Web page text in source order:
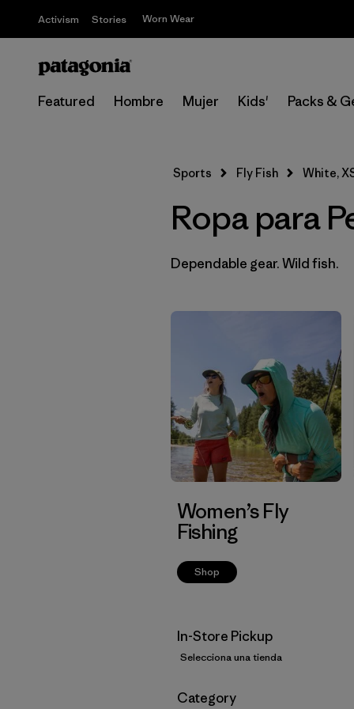
Activism Stories Worn Wear
Featured Hombre Mujer Kids' Packs &
Sports Fly Fish White,
Ropa para
Dependable gear. Wild fish.
Women’s Fly
Fishing
Shop
In-Store Pickup
Selecciona una tienda
Filtrar por
Category